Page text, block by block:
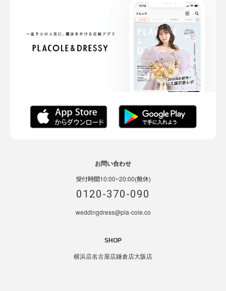
お問い合わせ
受付時間10:00~20:00(無休)
0120-370-090
weddingdress@pla-cole.co
SHOP
横浜店名古屋店鎌倉店大阪店